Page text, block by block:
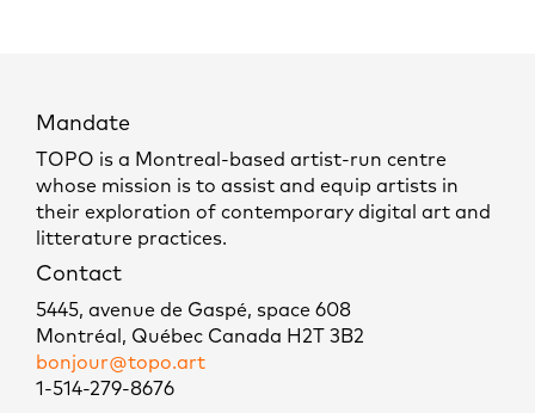
Mandate
TOPO is a Montreal-based artist-run centre
whose mission is to assist and equip artists in
their exploration of contemporary digital art and
litterature practices.
Contact
5445, avenue de Gaspé, space 608
Montréal, Québec Canada H2T 3B2
bonjour@topo.art
1-514-279-8676